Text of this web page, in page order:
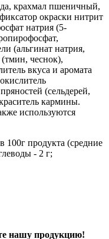
крахмал пшеничный,
окраски нитрит
натрия (5-
(альгинат натрия,
чеснок),
вкуса и аромата
(сельдерей,
кармины.
используются
100г продукта (средние
- 2 г;
нашу продукцию!